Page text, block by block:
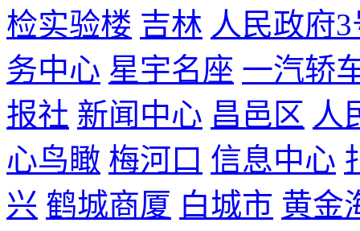
检实验楼 吉林 人民政府
务中心 星宇名座 一汽轿
报社 新闻中心 昌邑区 人
心鸟瞰 梅河口 信息中心
兴 鹤城商厦 白城市 黄金